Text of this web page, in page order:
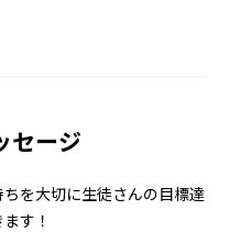
セージ
を大切に生徒さんの目標達
す！